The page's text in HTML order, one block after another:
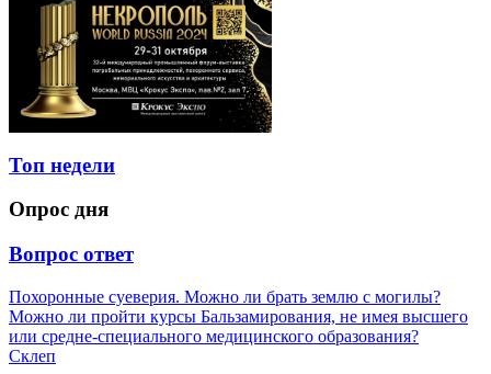
Топ недели
Опрос дня
Вопрос ответ
Похоронные суеверия. Можно ли брать землю с могилы?
Можно ли пройти курсы Бальзамирования, не имея высшего
или средне-специального медицинского образования?
Склеп